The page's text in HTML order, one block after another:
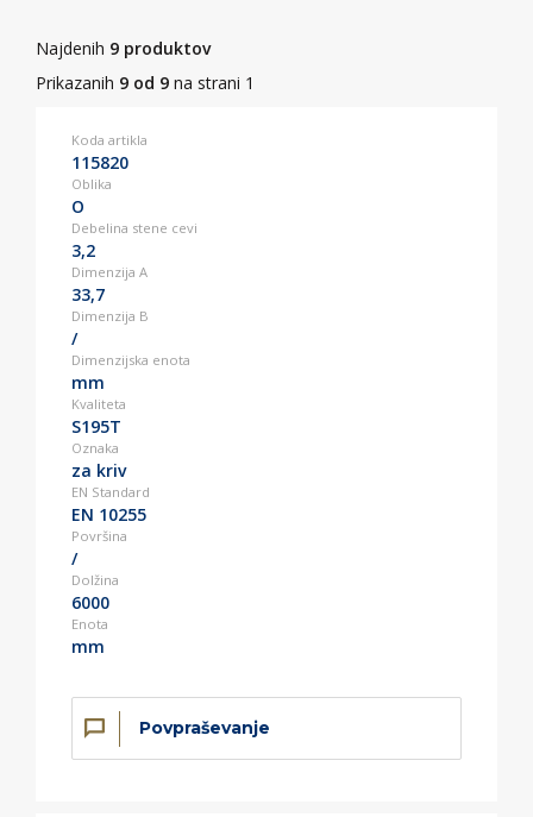
Najdenih 9 produktov
Prikazanih 9 od 9 na strani 1
Koda artikla
115820
Oblika
O
Debelina stene cevi
3,2
Dimenzija A
33,7
Dimenzija B
/
Dimenzijska enota
mm
Kvaliteta
S195T
Oznaka
za kriv
EN Standard
EN 10255
Površina
/
Dolžina
6000
Enota
mm
Povpraševanje